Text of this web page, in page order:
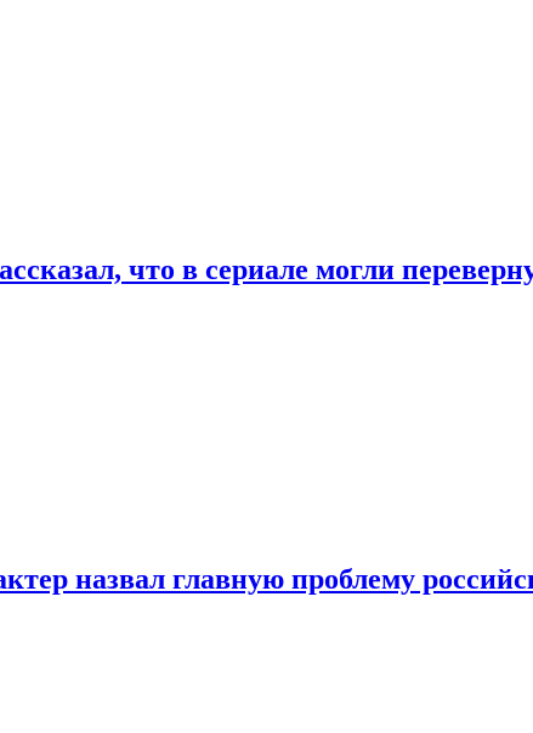
что в сериале могли
назвал главную проблему